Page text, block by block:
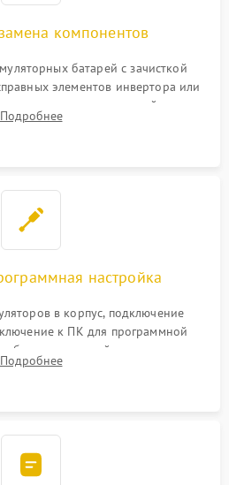
компонентов
батарей с зачисткой
элементов инвертора или
новых радиодеталей.
токоведущих дорожек и
Подробнее
настройка
в корпус, подключение
к ПК для программной
батареи, настройки порогов
счетчиков старения АКБ.
Подробнее